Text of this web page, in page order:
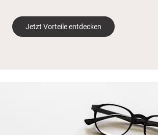
Jetzt Vorteile entdecken